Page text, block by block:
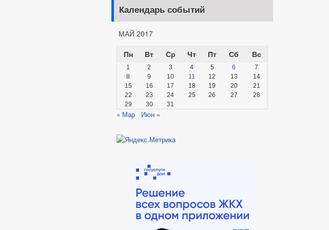
Календарь событий
МАЙ 2017
Пн
Вт Ср Чт Пт Сб Вс
1 2 3 4 5 6
7
8
9 10 11 12 13
14
15
16 17 18 19 20
21
22
23 24 25 26 27
28
29
30 31
« Мар Июн »